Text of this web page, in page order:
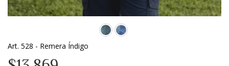
Art. 528 - Remera Índigo